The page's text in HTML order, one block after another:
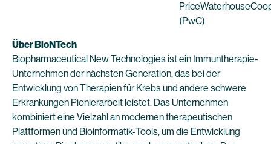
(PwC)
Über BioNTech
Biopharmaceutical New Technologies ist ein Immuntherapie-
Unternehmen der nächsten Generation, das bei der
Entwicklung von Therapien für Krebs und andere schwere
Erkrankungen Pionierarbeit leistet. Das Unternehmen
kombiniert eine Vielzahl an modernen therapeutischen
Plattformen und Bioinformatik-Tools, um die Entwicklung